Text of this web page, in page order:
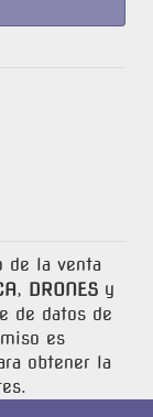
de la venta
, DRONES y
de datos de
es
obtener la